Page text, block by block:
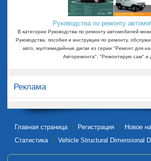
Руководства по ремонту
В категории Руководства по ремонту автомобилей
Руководства, пособия и инструкции по ремонту,
авто, мултимедийные диски из серии "Ремонт для
Авторемонта", "Ремонтирую сам" и
Реклама
Главная страница Регистрация
Новое
Статистика
Vehicle Structural Dimensional